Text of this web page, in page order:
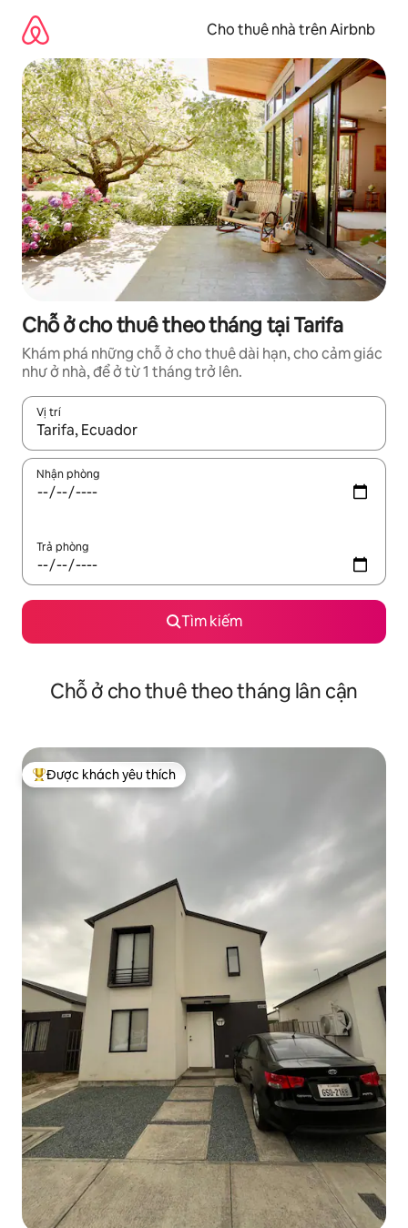
dung
Cho thuê nhà trên Airbnb
Chỗ ở cho thuê theo tháng tại Tarifa
Khám phá những chỗ ở cho thuê dài hạn, cho cảm giác
như ở nhà, để ở từ 1 tháng trở lên.
Vị trí
Khi có kết quả, hãy điều hướng bằng phím mũi tên lên và
Nhận phòng
Trả phòng
Tìm kiếm
Chỗ ở cho thuê theo tháng lân cận
Được khách yêu thích nhất
Được khách yêu thích